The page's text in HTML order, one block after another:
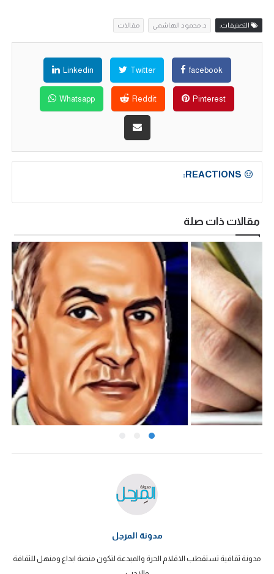
التصنيفات: د. محمود الهاشمي مقالات
facebook
Twitter
Linkedin
Pinterest
Reddit
Whatsapp
REACTIONS:
مقالات ذات صلة
مدونة المرجل
مدونة ثقافية تستقطب الاقلام الحرة والمبدعة لتكون منصة ابداع ومنهل للثقافة